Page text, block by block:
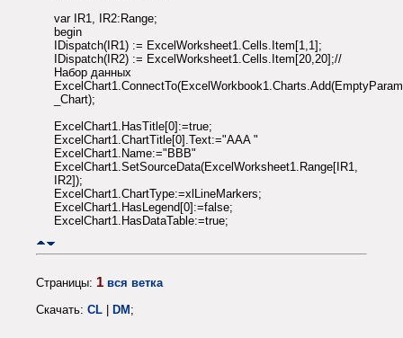
var IR1, IR2:Range;
begin
IDispatch(IR1) := ExcelWorksheet1.Cells.Item[1,1];
IDispatch(IR2) := ExcelWorksheet1.Cells.Item[20,20];//
Набор данных
_Chart);
ExcelChart1.HasTitle[0]:=true;
ExcelChart1.ChartTitle[0].Text:="AAA "
ExcelChart1.Name:="BBB"
ExcelChart1.SetSourceData(ExcelWorksheet1.Range[IR1,
IR2]);
ExcelChart1.ChartType:=xlLineMarkers;
ExcelChart1.HasLegend[0]:=false;
ExcelChart1.HasDataTable:=true;
Страницы: 1 вся ветка
Скачать: CL DM ;